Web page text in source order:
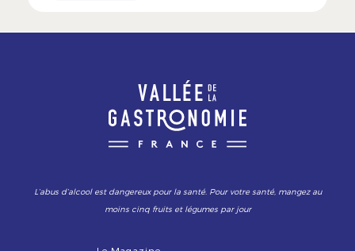
L’abus d’alcool est dangereux pour la santé. Pour votre santé, mangez au
moins cinq fruits et légumes par jour